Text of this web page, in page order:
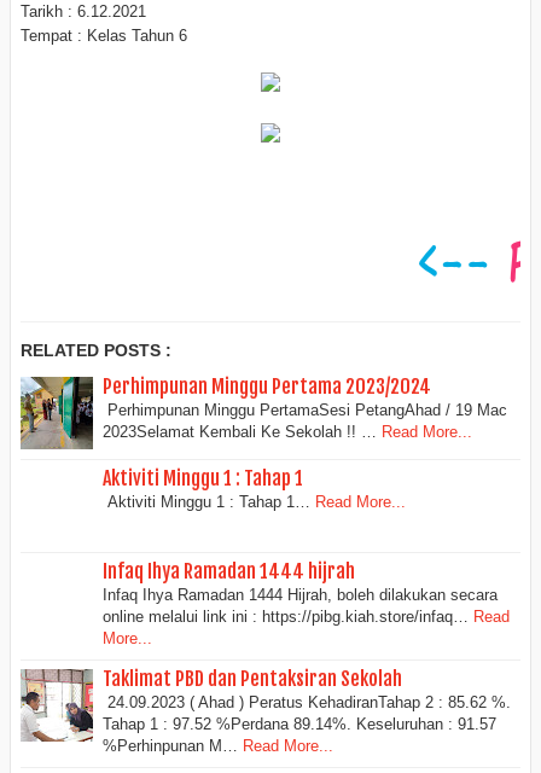
Tarikh : 6.12.2021
Tempat : Kelas Tahun 6
RELATED POSTS :
Perhimpunan Minggu Pertama 2023/2024
Perhimpunan Minggu PertamaSesi PetangAhad / 19 Mac
2023Selamat Kembali Ke Sekolah !! … Read More...
Aktiviti Minggu 1 : Tahap 1
Aktiviti Minggu 1 : Tahap 1… Read More...
Infaq Ihya Ramadan 1444 hijrah
Infaq Ihya Ramadan 1444 Hijrah, boleh dilakukan secara
online melalui link ini : https://pibg.kiah.store/infaq…
Read
More...
Taklimat PBD dan Pentaksiran Sekolah
24.09.2023 ( Ahad ) Peratus KehadiranTahap 2 : 85.62 %.
Tahap 1 : 97.52 %Perdana 89.14%. Keseluruhan : 91.57
%Perhinpunan M…
Read More...